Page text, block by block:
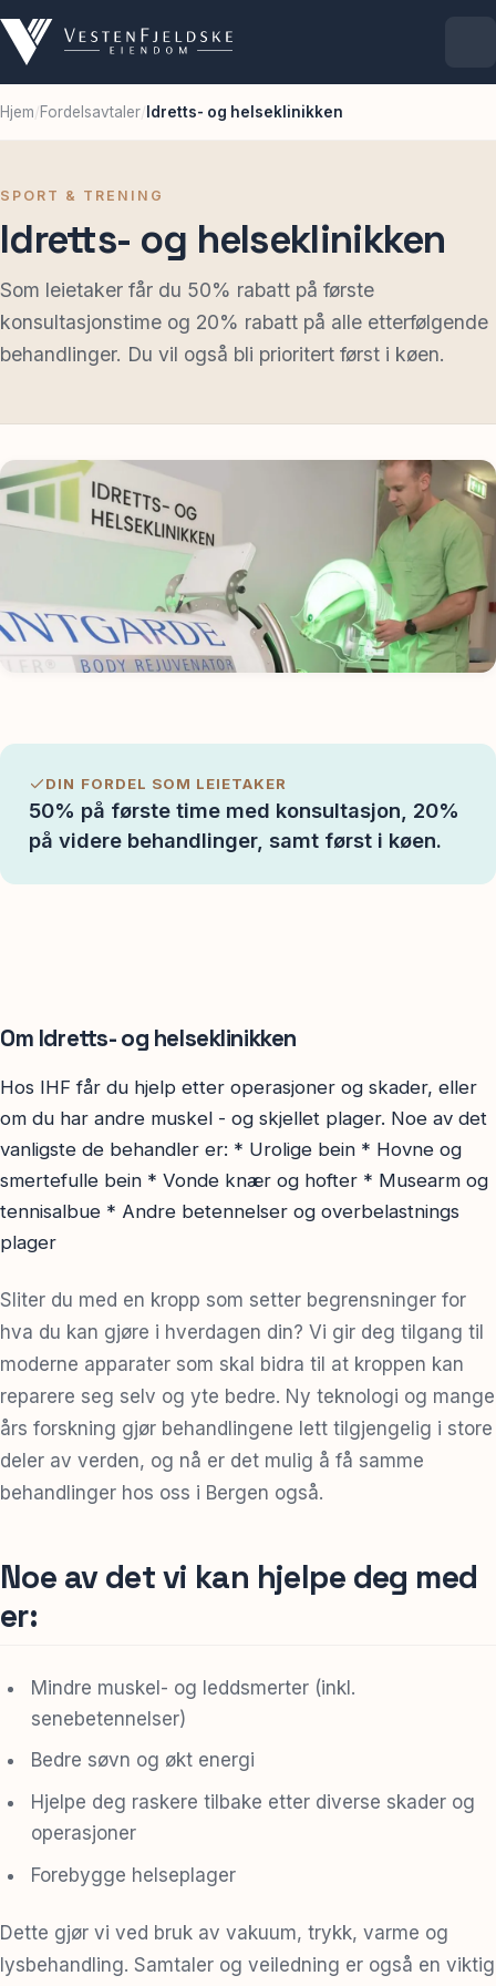
Eiendommer
Ledige lokaler
For leietakere
Kontakt
Spør oss
Hjem/Fordelsavtaler/ Idretts- og helseklinikken
SPORT & TRENING
Idretts- og helseklinikken
Som leietaker får du 50% rabatt på første
konsultasjonstime og 20% rabatt på alle etterfølgende
behandlinger. Du vil også bli prioritert først i køen.
DIN FORDEL SOM LEIETAKER
50% på første time med konsultasjon, 20%
på videre behandlinger, samt først i køen.
Om Idretts- og helseklinikken
Hos IHF får du hjelp etter operasjoner og skader, eller
om du har andre muskel - og skjellet plager. Noe av det
vanligste de behandler er: * Urolige bein * Hovne og
smertefulle bein * Vonde knær og hofter * Musearm og
tennisalbue * Andre betennelser og overbelastnings
plager
Sliter du med en kropp som setter begrensninger for
hva du kan gjøre i hverdagen din? Vi gir deg tilgang til
moderne apparater som skal bidra til at kroppen kan
reparere seg selv og yte bedre. Ny teknologi og mange
års forskning gjør behandlingene lett tilgjengelig i store
deler av verden, og nå er det mulig å få samme
behandlinger hos oss i Bergen også.
Noe av det vi kan hjelpe deg med
er:
Mindre muskel- og leddsmerter (inkl.
senebetennelser)
Bedre søvn og økt energi
Hjelpe deg raskere tilbake etter diverse skader og
operasjoner
Forebygge helseplager
Dette gjør vi ved bruk av vakuum, trykk, varme og
lysbehandling. Samtaler og veiledning er også en viktig